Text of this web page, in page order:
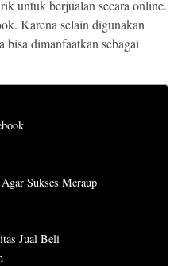
untuk berjualan secara online.
Karena selain digunakan
bisa dimanfaatkan sebagai
Sukses Meraup
Jual Beli